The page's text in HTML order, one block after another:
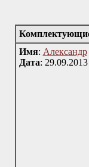
Имя: Александр
Дата: